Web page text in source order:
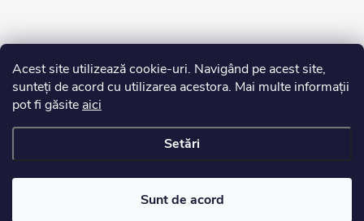
Acest site utilizează cookie-uri. Navigând pe acest site,
sunteți de acord cu utilizarea acestora. Mai multe informații
pot fi găsite aici
Setări
Sunt de acord
Drepturi de autor 2026Edurko.ro. Toate drepturile rezervate.